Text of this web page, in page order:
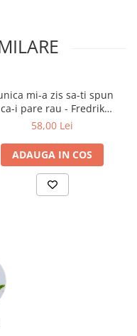
mi-a zis sa-ti spun
ca-i pare rau - Fredrik
Backman
58,00 Lei
ADAUGA IN COS